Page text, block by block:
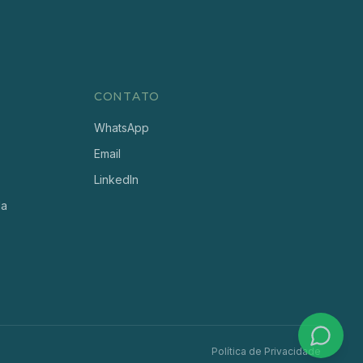
CONTATO
WhatsApp
Email
LinkedIn
Política de Privacidade